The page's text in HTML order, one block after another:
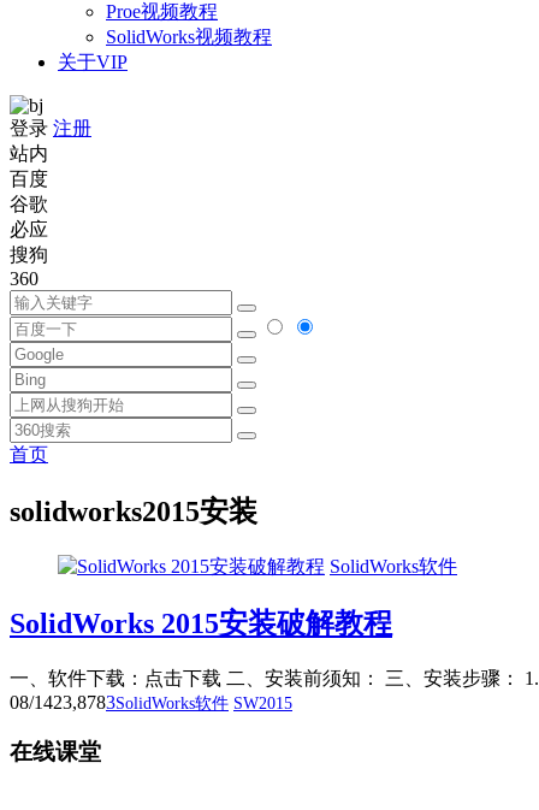
Proe视频教程
SolidWorks视频教程
关于VIP
登录 注册
站内
百度
谷歌
必应
搜狗
360
首页
solidworks2015安装
SolidWorks软件
SolidWorks 2015安装破解教程
一、软件下载：点击下载 二、安装前须知： 三、安装步骤：
08/1423,8783SolidWorks软件 SW2015
在线课堂